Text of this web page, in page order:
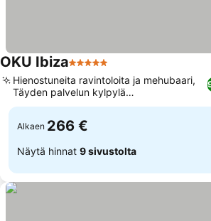
OKU Ibiza5 Tähtiluokitus
Hienostuneita ravintoloita ja mehubaari,
Täyden palvelun kylpylä
hierontapalveluilla
Alkaen 266 €
Näytä hinnat 9 sivustolta